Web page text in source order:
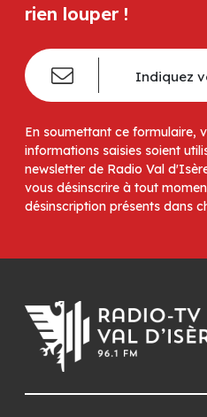
rien louper !
En soumettant ce formulaire,
informations saisies soient
newsletter de Radio Val
vous désinscrire à tout
désinscription présents dans